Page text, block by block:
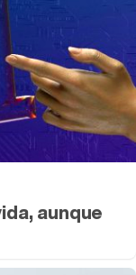
aunque